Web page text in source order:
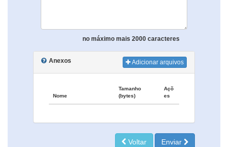
no máximo mais 2000 caracteres
Anexos Adicionar arquivos
Nome
Tamanho
(bytes)
Açõ
es
Voltar Enviar